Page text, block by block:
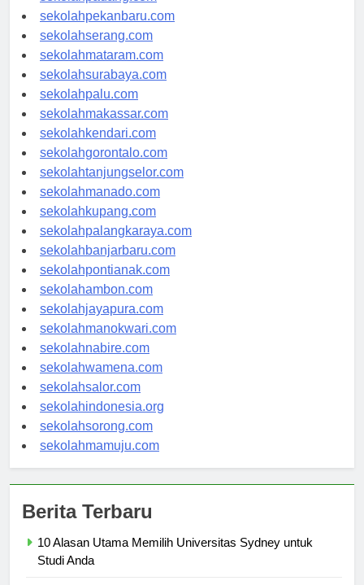
sekolahpadang.com
sekolahpekanbaru.com
sekolahserang.com
sekolahmataram.com
sekolahsurabaya.com
sekolahpalu.com
sekolahmakassar.com
sekolahkendari.com
sekolahgorontalo.com
sekolahtanjungselor.com
sekolahmanado.com
sekolahkupang.com
sekolahpalangkaraya.com
sekolahbanjarbaru.com
sekolahpontianak.com
sekolahambon.com
sekolahjayapura.com
sekolahmanokwari.com
sekolahnabire.com
sekolahwamena.com
sekolahsalor.com
sekolahindonesia.org
sekolahsorong.com
10 Alasan Utama Memilih Universitas Sydney untuk